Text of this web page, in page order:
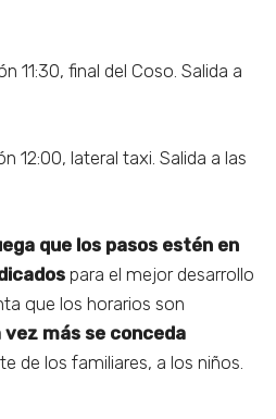
11:30, final del Coso. Salida a
12:00, lateral taxi. Salida a las
que los pasos estén en
para el mejor desarrollo
que los horarios son
vez más se conceda
de los familiares, a los niños.